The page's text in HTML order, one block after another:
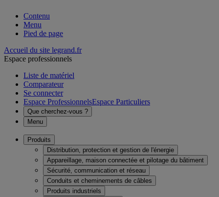
Contenu
Menu
Pied de page
Accueil du site legrand.fr
Espace professionnels
Liste de matériel
Comparateur
Se connecter
Espace ProfessionnelsEspace Particuliers
Que cherchez-vous ?
Menu
Produits
Distribution, protection et gestion de l'énergie
Appareillage, maison connectée et pilotage du bâtiment
Sécurité, communication et réseau
Conduits et cheminements de câbles
Produits industriels